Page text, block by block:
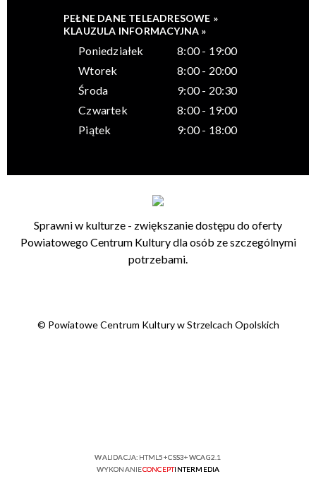
PEŁNE DANE TELEADRESOWE »
KLAUZULA INFORMACYJNA »
Poniedziałek
8:00 - 19:00
Wtorek
8:00 - 20:00
Środa
9:00 - 20:30
Czwartek
8:00 - 19:00
Piątek
9:00 - 18:00
Sprawni w kulturze - zwiększanie dostępu do oferty
Powiatowego Centrum Kultury dla osób ze szczególnymi
potrzebami.
© Powiatowe Centrum Kultury w Strzelcach Opolskich
WALIDACJA: HTML5+CSS3+WCAG 2.1
WYKONANIECONCEPTINTERMEDIA